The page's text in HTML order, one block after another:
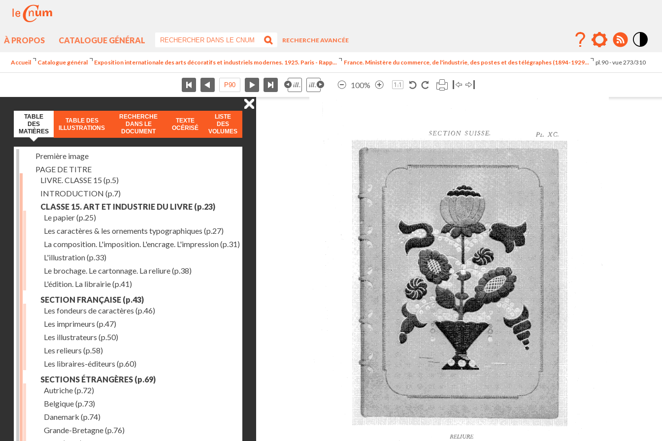
À PROPOS CATALOGUE GÉNÉRAL
RECHERCHE AVANCÉE
élévé
Accueil Catalogue général Exposition internationale des arts décoratifs et industriels modernes. 1925. Paris - Rapp... France. Ministère du commerce, de l'industrie, des postes et des télégraphes (1894-1929... pl.90 - vue 273/310
100%
TABLE
DES
MATIÈRES
TABLE DES
ILLUSTRATIONS
RECHERCHE
DANS LE
DOCUMENT
TEXTE
OCÉRISÉ
LISTE
DES
VOLUMES
Première image
PAGE DE TITRE
LIVRE. CLASSE 15 (p.5)
INTRODUCTION (p.7)
CLASSE 15. ART ET INDUSTRIE DU LIVRE (p.23)
Le papier(p.25)
Les caractères & les ornements typographiques (p.27)
La composition. L'imposition. L'encrage. L'impression(p.31)
L'illustration(p.33)
Le brochage. Le cartonnage. La reliure(p.38)
L'édition. La librairie(p.41)
SECTION FRANÇAISE (p.43)
Les fondeurs de caractères (p.46)
Les imprimeurs (p.47)
Les illustrateurs (p.50)
Les relieurs (p.58)
Les libraires-éditeurs (p.60)
SECTIONS ÉTRANGÈRES (p.69)
Autriche(p.72)
Belgique(p.73)
Danemark (p.74)
Grande-Bretagne(p.76)